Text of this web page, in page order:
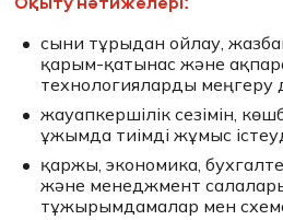
Оқыту нәтижелері:
сыни тұрғыдан ойлау,
қарым-қатынас және
технологияларды меңгеру
жауапкершілік сезімін,
ұжымда тиімді жұмыс
қаржы, экономика,
және менеджмент
тұжырымдамалар мен